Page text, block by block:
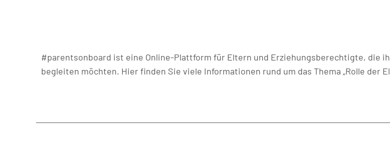
#parentsonboard ist eine Online-Plattform für Eltern und Erziehungsberechtigte, die
begleiten möchten. Hier finden Sie viele Informationen rund um das Thema „Rolle der